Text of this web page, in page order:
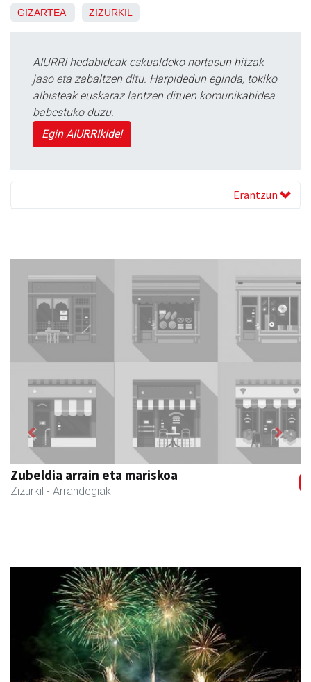
GIZARTEA ZIZURKIL
AIURRI hedabideak eskualdeko nortasun hitzak
jaso eta zabaltzen ditu. Harpidedun eginda, tokiko
albisteak euskaraz lantzen dituen komunikabidea
babestuko duzu.
Egin AIURRIkide!
Erantzun
Zubeldia arrain eta mariskoa
Zizurkil - Arrandegiak
Previous Next